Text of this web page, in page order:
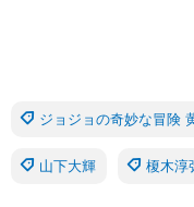
ジョジョの奇妙な冒険
山下大輝 榎木淳